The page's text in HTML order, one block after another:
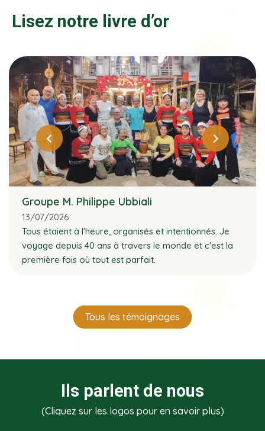
Lisez notre livre d’or
Groupe M. Philippe Ubbiali
13/07/2026
Tous étaient à l'heure, organisés et intentionnés. Je
voyage depuis 40 ans à travers le monde et c'est la
première fois où tout est parfait.
Tous les témoignages
Ils parlent de nous
(Cliquez sur les logos pour en savoir plus)